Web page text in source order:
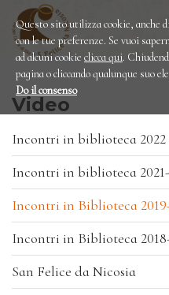
Video
Incontri in biblioteca 2022
Incontri in biblioteca
Incontri in Biblioteca
Incontri in Biblioteca
San Felice da Nicosia
Questo sito utilizza cookie,
con le tue preferenze. Se vuoi
ad alcuni cookie clicca qui.
pagina o cliccando qualunque suo
Do il consenso